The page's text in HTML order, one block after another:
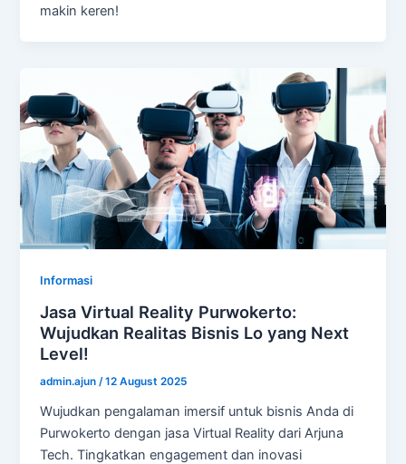
makin keren!
Informasi
Jasa Virtual Reality Purwokerto:
Wujudkan Realitas Bisnis Lo yang Next
Level!
admin.ajun/12 August 2025
Wujudkan pengalaman imersif untuk bisnis Anda di
Purwokerto dengan jasa Virtual Reality dari Arjuna
Tech. Tingkatkan engagement dan inovasi